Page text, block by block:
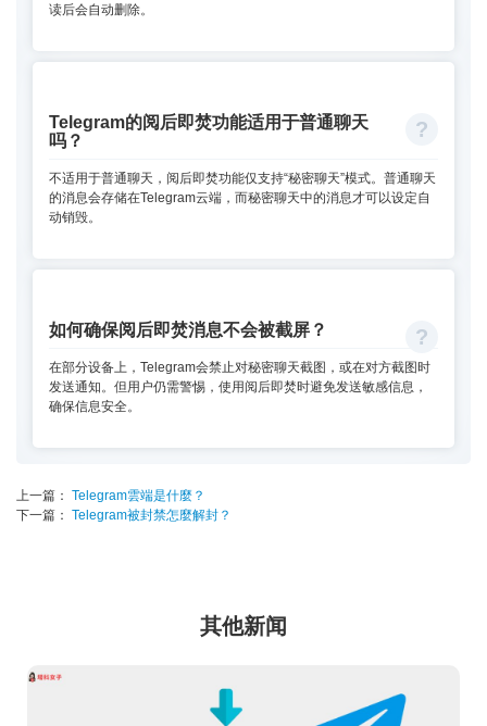
读后会自动删除。
Telegram的阅后即焚功能适用于普通聊天
吗？
不适用于普通聊天，阅后即焚功能仅支持“秘密聊天”模式。普通聊天
的消息会存储在Telegram云端，而秘密聊天中的消息才可以设定自
动销毁。
如何确保阅后即焚消息不会被截屏？
在部分设备上，Telegram会禁止对秘密聊天截图，或在对方截图时
发送通知。但用户仍需警惕，使用阅后即焚时避免发送敏感信息，
确保信息安全。
上一篇： Telegram雲端是什麼？
下一篇： Telegram被封禁怎麼解封？
其他新闻